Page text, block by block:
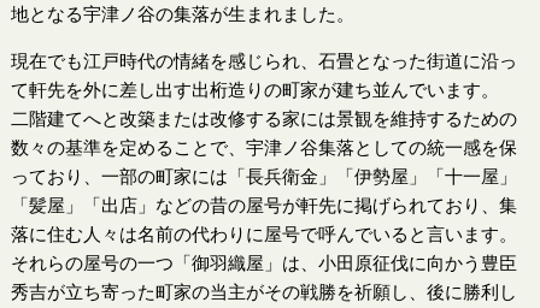
地となる宇津ノ谷の集落が生まれました。
現在でも江戸時代の情緒を感じられ、石畳となった街道に沿っ
て軒先を外に差し出す出桁造りの町家が建ち並んでいます。
二階建てへと改築または改修する家には景観を維持するための
数々の基準を定めることで、宇津ノ谷集落としての統一感を保
っており、一部の町家には「長兵衛金」「伊勢屋」「十一屋」
「髪屋」「出店」などの昔の屋号が軒先に掲げられており、集
落に住む人々は名前の代わりに屋号で呼んでいると言います。
それらの屋号の一つ「御羽織屋」は、小田原征伐に向かう豊臣
秀吉が立ち寄った町家の当主がその戦勝を祈願し、後に勝利し